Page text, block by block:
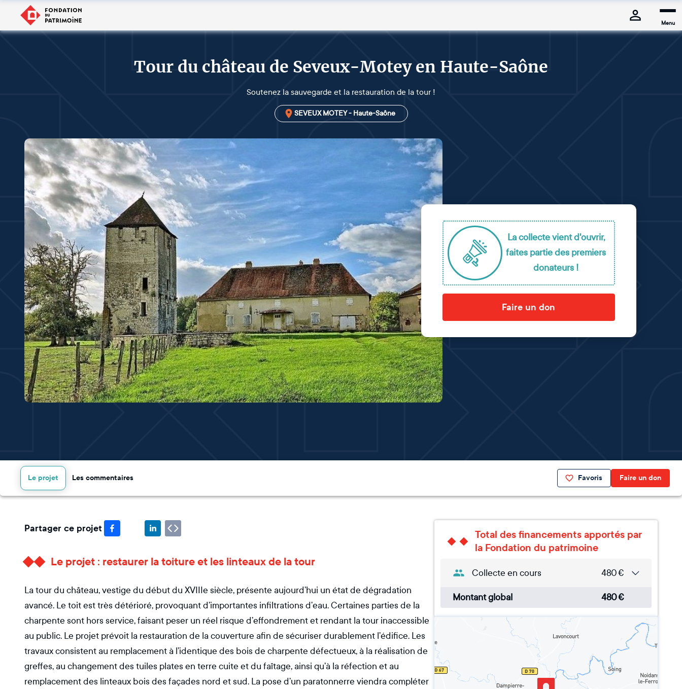
Menu
Tour du château de Seveux-Motey en Haute-Saône
Soutenez la sauvegarde et la restauration de la tour !
SEVEUX MOTEY - Haute-Saône
La collecte vient d'ouvrir,
faites partie des premiers
donateurs !
Faire un don
Favoris Faire un don
Le projet Les commentaires
Partager ce projet
Le projet : restaurer la toiture et les linteaux de la tour
La tour du château, vestige du début du XVIIIe siècle, présente aujourd’hui un état de dégradation
avancé. Le toit est très détérioré, provoquant d’importantes infiltrations d’eau. Certaines parties de la
charpente sont hors service, faisant peser un réel risque d’effondrement et rendant la tour inaccessible
au public. Le projet prévoit la restauration de la couverture afin de sécuriser durablement l’édifice. Les
travaux consistent au remplacement à l’identique des bois de charpente défectueux, à la réalisation de
greffes, au changement des tuiles plates en terre cuite et du faîtage, ainsi qu’à la réfection et au
remplacement des linteaux bois des façades nord et sud. La pose d’un paratonnerre viendra compléter
Total des financements apportés par
la Fondation du patrimoine
Collecte en cours 480€
Montant global 480€